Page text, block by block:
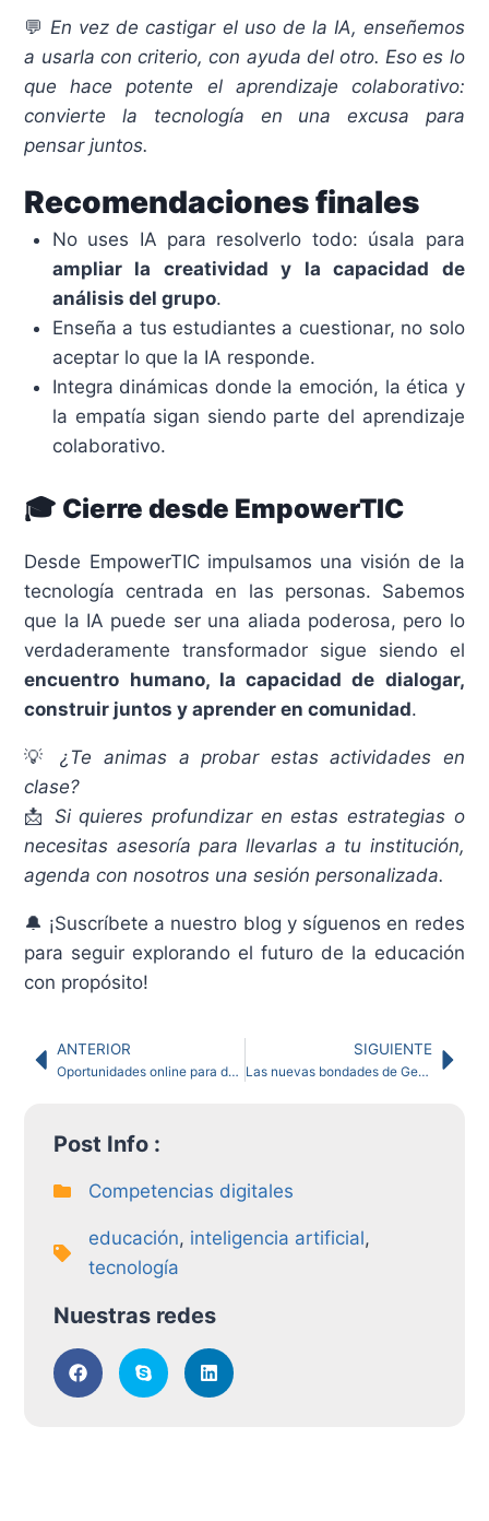
💬En vez de castigar el uso de la IA, enseñemos
a usarla con criterio, con ayuda del otro. Eso es lo
que hace potente el aprendizaje colaborativo:
convierte la tecnología en una excusa para
pensar juntos.
Recomendaciones finales
No uses IA para resolverlo todo: úsala para
ampliar la creatividad y la capacidad de
análisis del grupo.
Enseña a tus estudiantes a cuestionar, no solo
aceptar lo que la IA responde.
Integra dinámicas donde la emoción, la ética y
la empatía sigan siendo parte del aprendizaje
colaborativo.
🎓 Cierre desde EmpowerTIC
Desde EmpowerTIC impulsamos una visión de la
tecnología centrada en las personas. Sabemos
que la IA puede ser una aliada poderosa, pero lo
verdaderamente transformador sigue siendo el
encuentro humano, la capacidad de dialogar,
construir juntos y aprender en comunidad.
💡¿Te animas a probar estas actividades en
clase?
📩 Si quieres profundizar en estas estrategias o
necesitas asesoría para llevarlas a tu institución,
agenda con nosotros una sesión personalizada.
🔔 ¡Suscríbete a nuestro blog y síguenos en redes
para seguir explorando el futuro de la educación
con propósito!
ANTERIOR
Oportunidades online para docentes: cómo generar ingresos extra sin salir de casa
SIGUIENTE
Las nuevas bondades de Gemini: más allá de la inteligencia artificial
Post Info :
Competencias digitales
educación, inteligencia artificial,
tecnología
Nuestras redes